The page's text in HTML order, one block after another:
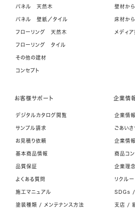
パネル 天然木
パネル 壁紙／タイル
フローリング 天然木
フローリング タイル
その他の建材
コンセプト
壁材か
床材か
メディ
お客様サポート
デジタルカタログ閲覧
サンプル請求
お見積り依頼
基本商品情報
品質保証
よくある質問
施工マニュアル
塗装種類 / メンテナンス方法
企業情
企業情
ごあいさ
企業情
商品コン
企業理念
リクルー
SDGs /
支店 /